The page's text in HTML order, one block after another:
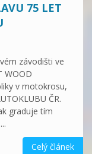
75 LET
závodišti ve
WOOD
v motokrosu,
ČR.
graduje tím
Celý článek